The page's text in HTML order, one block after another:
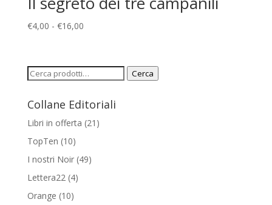
a
€4,00 - €16,00Fascia
da
€4,00
€16,00
Cerca: Cerca
Collane Editoriali
Libri in offerta (21)
TopTen (10)
I nostri Noir (49)
Lettera22 (4)
Orange (10)